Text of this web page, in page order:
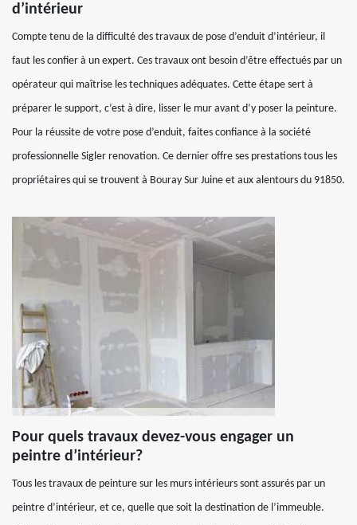
d’intérieur
Compte tenu de la difficulté des travaux de pose d’enduit d’intérieur, il
faut les confier à un expert. Ces travaux ont besoin d’être effectués par un
opérateur qui maîtrise les techniques adéquates. Cette étape sert à
préparer le support, c’est à dire, lisser le mur avant d’y poser la peinture.
Pour la réussite de votre pose d’enduit, faites confiance à la société
professionnelle Sigler renovation. Ce dernier offre ses prestations tous les
propriétaires qui se trouvent à Bouray Sur Juine et aux alentours du 91850.
Pour quels travaux devez-vous engager un
peintre d’intérieur?
Tous les travaux de peinture sur les murs intérieurs sont assurés par un
peintre d’intérieur, et ce, quelle que soit la destination de l’immeuble.